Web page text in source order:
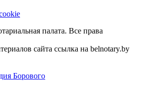
палата. Все права
сайта ссылка на belnotary.by
Борового